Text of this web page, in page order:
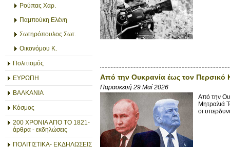
Ρούπας Χαρ.
Παμπούκη Ελένη
Σωτηρόπουλος Σωτ.
Οικονόμου Κ.
Πολιτισμός
ΕΥΡΩΠΗ
ΒΑΛΚΑΝΙΑ
Κόσμος
200 ΧΡΟΝΙΑ ΑΠΟ ΤΟ 1821-
άρθρα - εκδηλώσεις
ΠΟΛΙΤΙΣΤΙΚΑ- ΕΚΔΗΛΩΣΕΙΣ
Από την Ουκρανία έως τον Περσικό
Παρασκευή 29 Μαΐ 2026
Από την
Μητραλιά
οι